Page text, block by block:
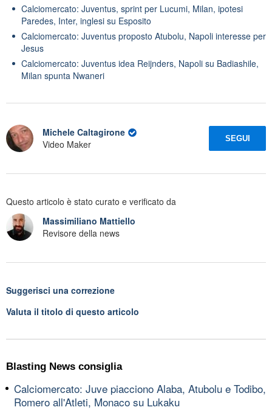
Calciomercato: Juventus, sprint per Lucumi, Milan, ipotesi
Paredes, Inter, inglesi su Esposito
Calciomercato: Juventus proposto Atubolu, Napoli interesse per
Jesus
Calciomercato: Juventus idea Reijnders, Napoli su Badiashile,
Milan spunta Nwaneri
Michele Caltagirone
Video Maker
SEGUI
Questo articolo è stato curato e verificato da
Massimiliano Mattiello
Revisore della news
Suggerisci una correzione
Valuta il titolo di questo articolo
Blasting News consiglia
Calciomercato: Juve piacciono Alaba, Atubolu e Todibo,
Romero all'Atleti, Monaco su Lukaku